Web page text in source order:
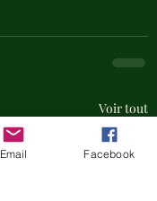
Voir tout
Email Facebook